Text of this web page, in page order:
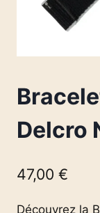
Delcro
47,00 €
Découvrez la